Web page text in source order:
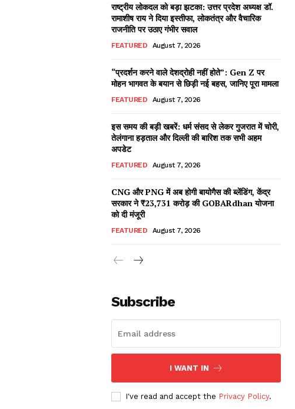
राष्ट्रीय लोकदल को बड़ा झटका: उत्तर प्रदेश अध्यक्ष डॉ.
रामाशीष राय ने दिया इस्तीफा, लोकतंत्र और वैचारिक
राजनीति पर उठाए गंभीर सवाल
FEATURED August 7, 2026
“प्रदर्शन करने वाले देशद्रोही नहीं होते”: Gen Z पर
मोहन भागवत के बयान से छिड़ी नई बहस, जानिए पूरा मामला
FEATURED August 7, 2026
इस समय की बड़ी खबरें: धर्म संसद से लेकर गुजरात में चोरी,
तेलंगाना हड़ताल और दिल्ली की बारिश तक सभी अहम
अपडेट
FEATURED August 7, 2026
CNG और PNG में अब होगी बायोगैस की ब्लेंडिंग, केंद्र
सरकार ने ₹23,731 करोड़ की GOBARdhan योजना
को दी मंजूरी
FEATURED August 7, 2026
Subscribe
I WANT IN
I've read and accept the Privacy Policy.